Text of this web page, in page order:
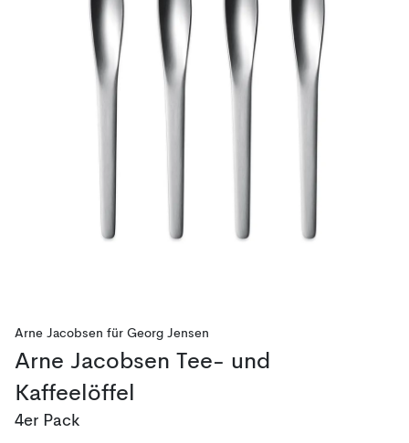
Arne Jacobsen für Georg Jensen
Arne Jacobsen Tee- und
Kaffeelöffel
4er Pack